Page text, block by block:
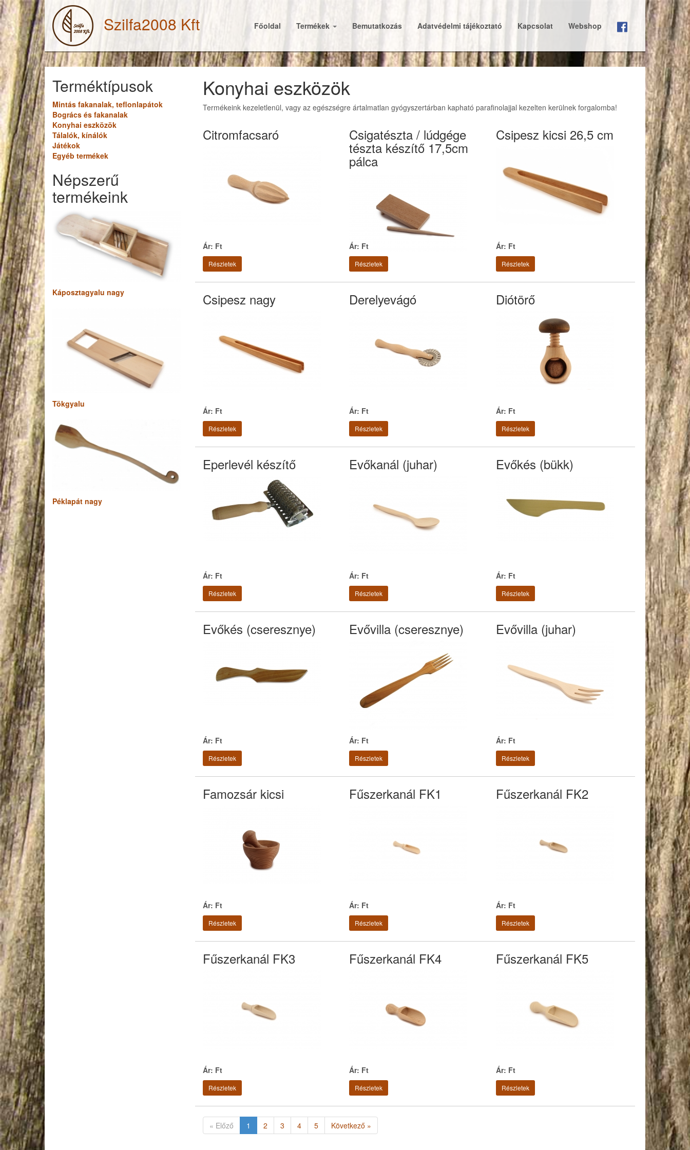
Szilfa2008 Kft Főoldal Termékek Bemutatkozás Adatvédelmi tájékoztató Kapcsolat Webshop
Konyhai eszközök
Termékeink kezeletlenül, vagy az egészségre ártalmatlan gyógyszertárban kapható parafinolajjal kezelten kerülnek forgalomba!
Citromfacsaró
Ár: Ft
Részletek
Csigatészta / lúdgége
tészta készítő 17,5cm
pálca
Ár: Ft
Részletek
Csipesz kicsi 26,5 cm
Ár: Ft
Részletek
Csipesz nagy
Ár: Ft
Részletek
Derelyevágó
Ár: Ft
Részletek
Diótörő
Ár: Ft
Részletek
Eperlevél készítő
Ár: Ft
Részletek
Evőkanál (juhar)
Ár: Ft
Részletek
Evőkés (bükk)
Ár: Ft
Részletek
Evőkés (cseresznye)
Ár: Ft
Részletek
Evővilla (cseresznye)
Ár: Ft
Részletek
Evővilla (juhar)
Ár: Ft
Részletek
Famozsár kicsi
Ár: Ft
Részletek
Fűszerkanál FK1
Ár: Ft
Részletek
Fűszerkanál FK2
Ár: Ft
Részletek
Fűszerkanál FK3
Ár: Ft
Részletek
Fűszerkanál FK4
Ár: Ft
Részletek
Fűszerkanál FK5
Ár: Ft
Részletek
« Előző 1 2 3 4 5 Következő »
Terméktípusok
Mintás fakanalak, teflonlapátok
Bogrács és fakanalak
Konyhai eszközök
Tálalók, kínálók
Játékok
Egyéb termékek
Népszerű
termékeink
Káposztagyalu nagy
Tökgyalu
Péklapát nagy